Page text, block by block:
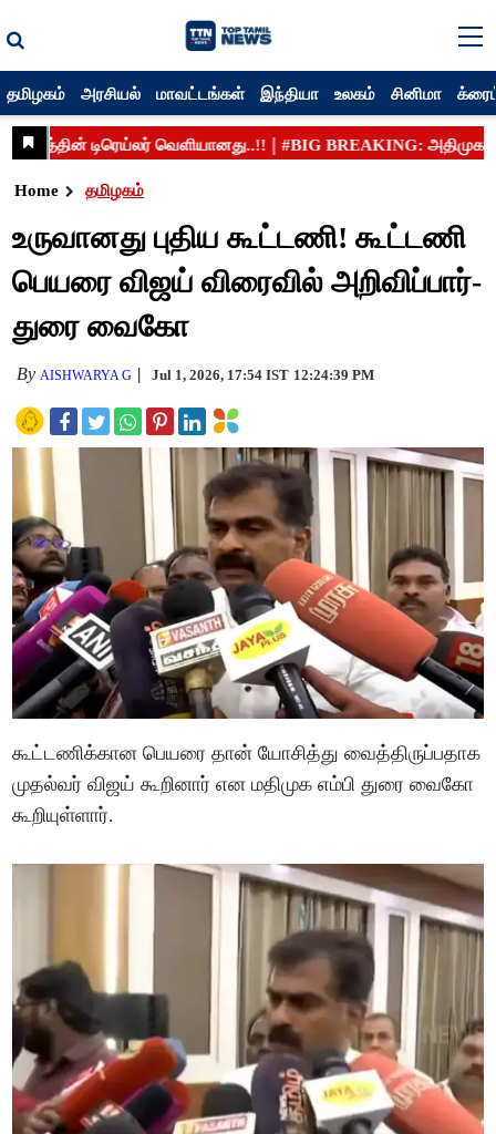
தமிழகம் அரசியல் மாவட்டங்கள் இந்தியா உலகம் சினிமா
Home தமிழகம்
உருவானது புதிய கூட்டணி! கூட்டணி
பெயரை விஜய் விரைவில் அறிவிப்பார்-
துரை வைகோ
By AISHWARYA G Jul 1, 2026, 17:54 IST 12:24:39 PM
கூட்டணிக்கான பெயரை தான் யோசித்து வைத்திருப்பதாக
முதல்வர் விஜய் கூறினார் என மதிமுக எம்பி துரை வைகோ
கூறியுள்ளார்.